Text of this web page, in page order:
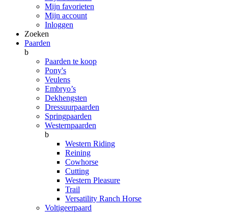
Mijn favorieten
Mijn account
Inloggen
Zoeken
Paarden
b
Paarden te koop
Pony's
Veulens
Embryo’s
Dekhengsten
Dressuurpaarden
Springpaarden
Westernpaarden
b
Western Riding
Reining
Cowhorse
Cutting
Western Pleasure
Trail
Versatility Ranch Horse
Voltigeerpaard